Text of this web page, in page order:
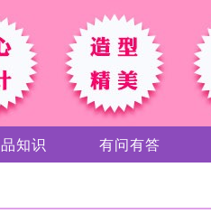
知识 有问有答